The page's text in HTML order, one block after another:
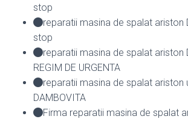
stop
reparatii masina de spalat ariston
stop
reparatii masina de spalat ariston
REGIM DE URGENTA
reparatii masina de spalat ariston
DAMBOVITA
Firma reparatii masina de spalat